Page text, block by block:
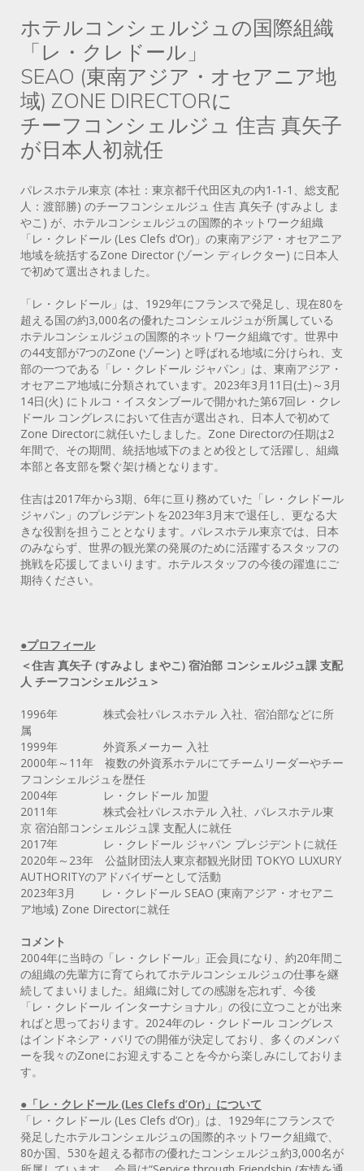
ホテルコンシェルジュの国際組織
「レ・クレドール」
SEAO (東南アジア・オセアニア地
域) ZONE DIRECTORに
チーフコンシェルジュ 住吉 真矢子
が日本人初就任
パレスホテル東京 (本社：東京都千代田区丸の内1-1-1、総支配
人：渡部勝) のチーフコンシェルジュ 住吉 真矢子 (すみよし ま
やこ) が、ホテルコンシェルジュの国際的ネットワーク組織
「レ・クレドール (Les Clefs d’Or)」の東南アジア・オセアニア
地域を統括するZone Director (ゾーン ディレクター) に日本人
で初めて選出されました。
「レ・クレドール」は、1929年にフランスで発足し、現在80を
超える国の約3,000名の優れたコンシェルジュが所属している
ホテルコンシェルジュの国際的ネットワーク組織です。世界中
の44支部が7つのZone (ゾーン) と呼ばれる地域に分けられ、支
部の一つである「レ・クレドール ジャパン」は、東南アジア・
オセアニア地域に分類されています。2023年3月11日(土)～3月
14日(火) にトルコ・イスタンブールで開かれた第67回レ・クレ
ドール コングレスにおいて住吉が選出され、日本人で初めて
Zone Directorに就任いたしました。Zone Directorの任期は2
年間で、その期間、統括地域下のまとめ役として活躍し、組織
本部と各支部を繋ぐ架け橋となります。
住吉は2017年から3期、6年に亘り務めていた「レ・クレドール
ジャパン」のプレジデントを2023年3月末で退任し、更なる大
きな役割を担うこととなります。パレスホテル東京では、日本
のみならず、世界の観光業の発展のために活躍するスタッフの
挑戦を応援してまいります。ホテルスタッフの今後の躍進にご
期待ください。
●プロフィール
＜住吉 真矢子 (すみよし まやこ) 宿泊部 コンシェルジュ課 支配
人 チーフコンシェルジュ＞
1996年 株式会社パレスホテル 入社、宿泊部などに所
属
1999年 外資系メーカー 入社
2000年～11年 複数の外資系ホテルにてチームリーダーやチー
フコンシェルジュを歴任
2004年 レ・クレドール 加盟
2011年 株式会社パレスホテル 入社、パレスホテル東
京 宿泊部コンシェルジュ課 支配人に就任
2017年 レ・クレドール ジャパン プレジデントに就任
2020年～23年 公益財団法人東京都観光財団 TOKYO LUXURY
AUTHORITYのアドバイザーとして活動
2023年3月 レ・クレドール SEAO (東南アジア・オセアニ
ア地域) Zone Directorに就任
コメント
2004年に当時の「レ・クレドール」正会員になり、約20年間こ
の組織の先輩方に育てられてホテルコンシェルジュの仕事を継
続してまいりました。組織に対しての感謝を忘れず、今後
「レ・クレドール インターナショナル」の役に立つことが出来
ればと思っております。2024年のレ・クレドール コングレス
はインドネシア・バリでの開催が決定しており、多くのメンバ
ーを我々のZoneにお迎えすることを今から楽しみにしておりま
す。
●「レ・クレドール (Les Clefs d’Or)」について
「レ・クレドール (Les Clefs d’Or)」は、1929年にフランスで
発足したホテルコンシェルジュの国際的ネットワーク組織で、
80か国、530を超える都市の優れたコンシェルジュ約3,000名が